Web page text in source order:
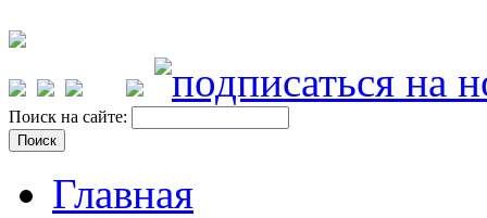
Поиск на сайте:
Главная